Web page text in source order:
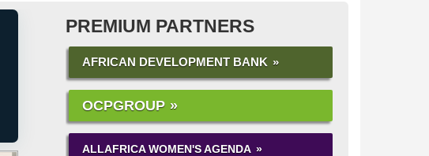
PREMIUM PARTNERS
AFRICAN DEVELOPMENT BANK
OCPGROUP
ALLAFRICA WOMEN'S AGENDA